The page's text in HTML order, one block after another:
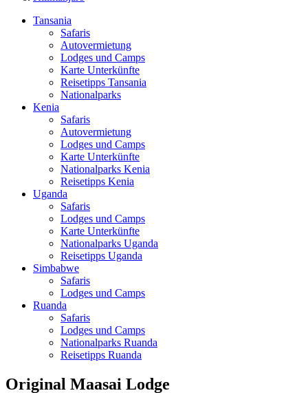
Tansania
Safaris
Autovermietung
Lodges und Camps
Karte Unterkünfte
Reisetipps Tansania
Nationalparks
Kenia
Safaris
Autovermietung
Lodges und Camps
Karte Unterkünfte
Nationalparks Kenia
Reisetipps Kenia
Uganda
Safaris
Lodges und Camps
Karte Unterkünfte
Nationalparks Uganda
Reisetipps Uganda
Simbabwe
Safaris
Lodges und Camps
Ruanda
Safaris
Lodges und Camps
Nationalparks Ruanda
Reisetipps Ruanda
Original Maasai Lodge